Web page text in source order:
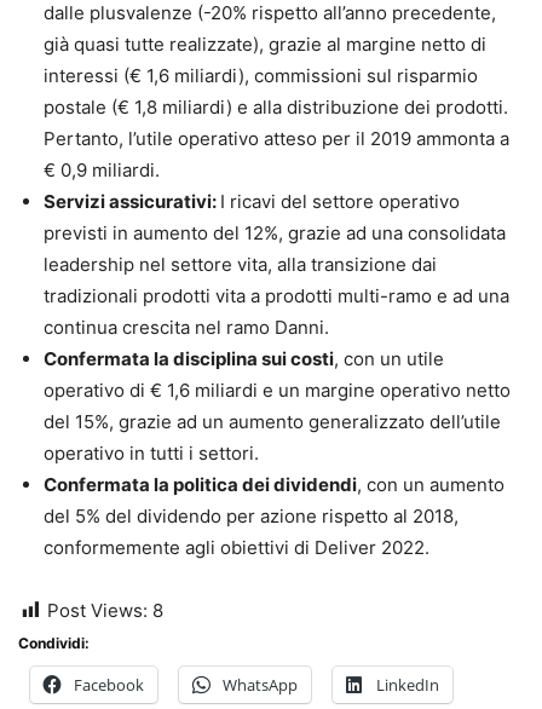
dalle plusvalenze (-20% rispetto all’anno precedente,
già quasi tutte realizzate), grazie al margine netto di
interessi (€ 1,6 miliardi), commissioni sul risparmio
postale (€ 1,8 miliardi) e alla distribuzione dei prodotti.
Pertanto, l’utile operativo atteso per il 2019 ammonta a
€ 0,9 miliardi.
Servizi assicurativi: I ricavi del settore operativo
previsti in aumento del 12%, grazie ad una consolidata
leadership nel settore vita, alla transizione dai
tradizionali prodotti vita a prodotti multi-ramo e ad una
continua crescita nel ramo Danni.
Confermata la disciplina sui costi, con un utile
operativo di € 1,6 miliardi e un margine operativo netto
del 15%, grazie ad un aumento generalizzato dell’utile
operativo in tutti i settori.
Confermata la politica dei dividendi, con un aumento
del 5% del dividendo per azione rispetto al 2018,
conformemente agli obiettivi di Deliver 2022.
Post Views: 8
Condividi:
Facebook WhatsApp LinkedIn